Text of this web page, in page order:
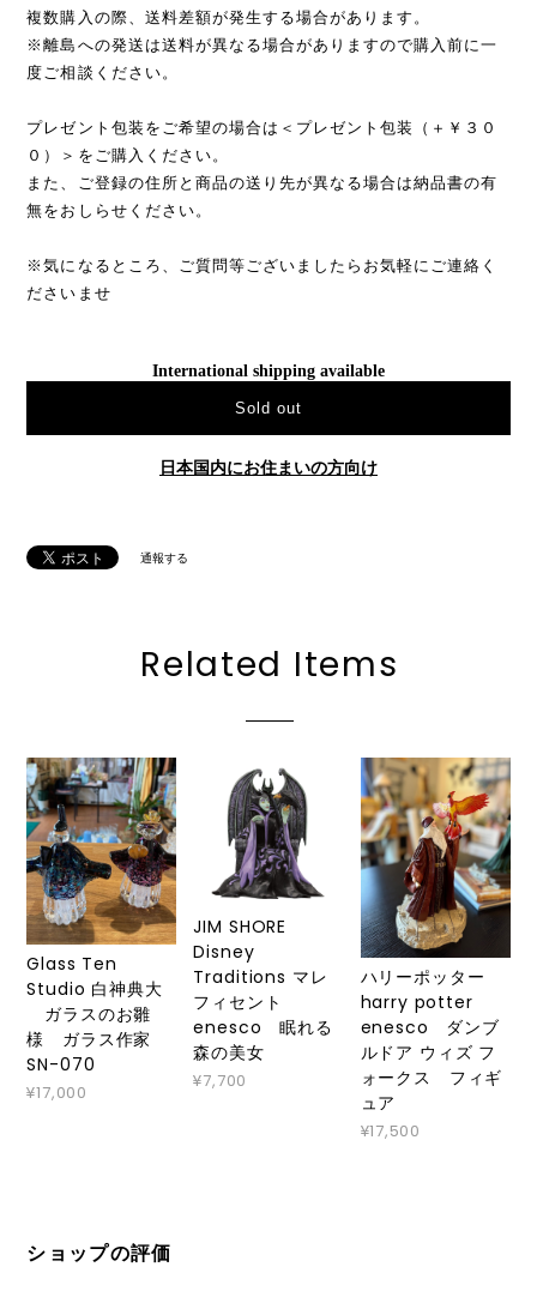
複数購入の際、送料差額が発生する場合があります。
※離島への発送は送料が異なる場合がありますので購入前に一
度ご相談ください。
プレゼント包装をご希望の場合は＜プレゼント包装（＋￥３０
０）＞をご購入ください。
また、ご登録の住所と商品の送り先が異なる場合は納品書の有
無をおしらせください。
※気になるところ、ご質問等ございましたらお気軽にご連絡く
ださいませ
International shipping available
Sold out
日本国内にお住まいの方向け
通報する
Related Items
Glass Ten
Studio 白神典大
ガラスのお雛
様 ガラス作家
SN-070
¥17,000
JIM SHORE
Disney
Traditions マレ
フィセント
enesco 眠れる
森の美女
¥7,700
ハリーポッター
harry potter
enesco ダンブ
ルドア ウィズ フ
ォークス フィギ
ュア
¥17,500
ショップの評価